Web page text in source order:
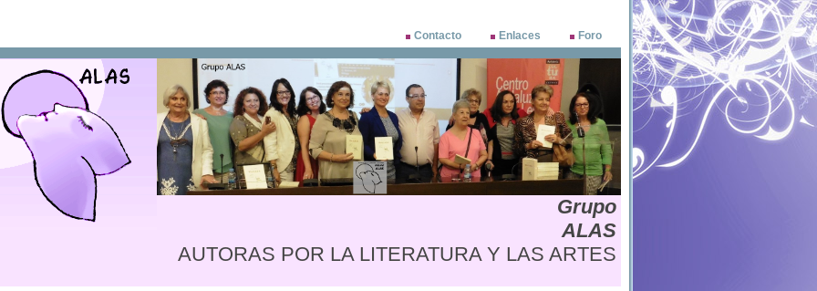
Contacto Enlaces Foro
Grupo
ALAS
AUTORAS POR LA LITERATURA Y LAS ARTES